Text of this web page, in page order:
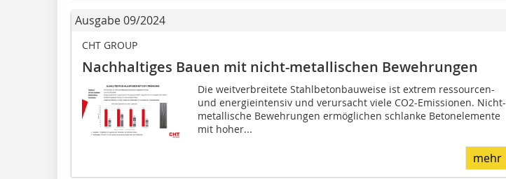
Ausgabe 09/2024
CHT GROUP
Nachhaltiges Bauen mit nicht-metallischen Bewehrungen
Die weitverbreitete Stahlbetonbauweise ist extrem ressourcen-
und energieintensiv und verursacht viele CO2-Emissionen. Nicht-
metallische Bewehrungen ermöglichen schlanke Betonelemente
mit hoher...
mehr